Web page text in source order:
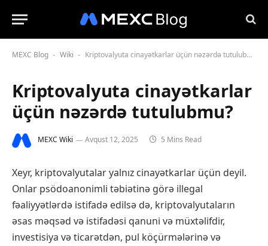
MEXC Blog - Wiki - Kriptovalyuta cinayətkarlar üçün nəzərdə tutulubmu?
Kriptovalyuta cinayətkarlar
üçün nəzərdə tutulubmu?
MEXC Wiki Avqust 12, 2025 5 Mins Read
Xeyr, kriptovalyutalar yalnız cinayətkarlar üçün deyil.
Onlar psödoanonimli təbiətinə görə illegal
fəaliyyətlərdə istifadə edilsə də, kriptovalyutaların
əsas məqsəd və istifadəsi qanuni və müxtəlifdir,
investisiya və ticarətdən, pul köçürmələrinə və